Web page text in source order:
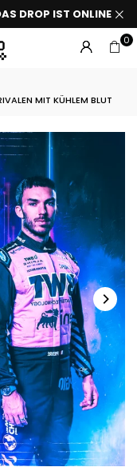
DROP IST ONLINE
0
MIT KÜHLEM BLUT